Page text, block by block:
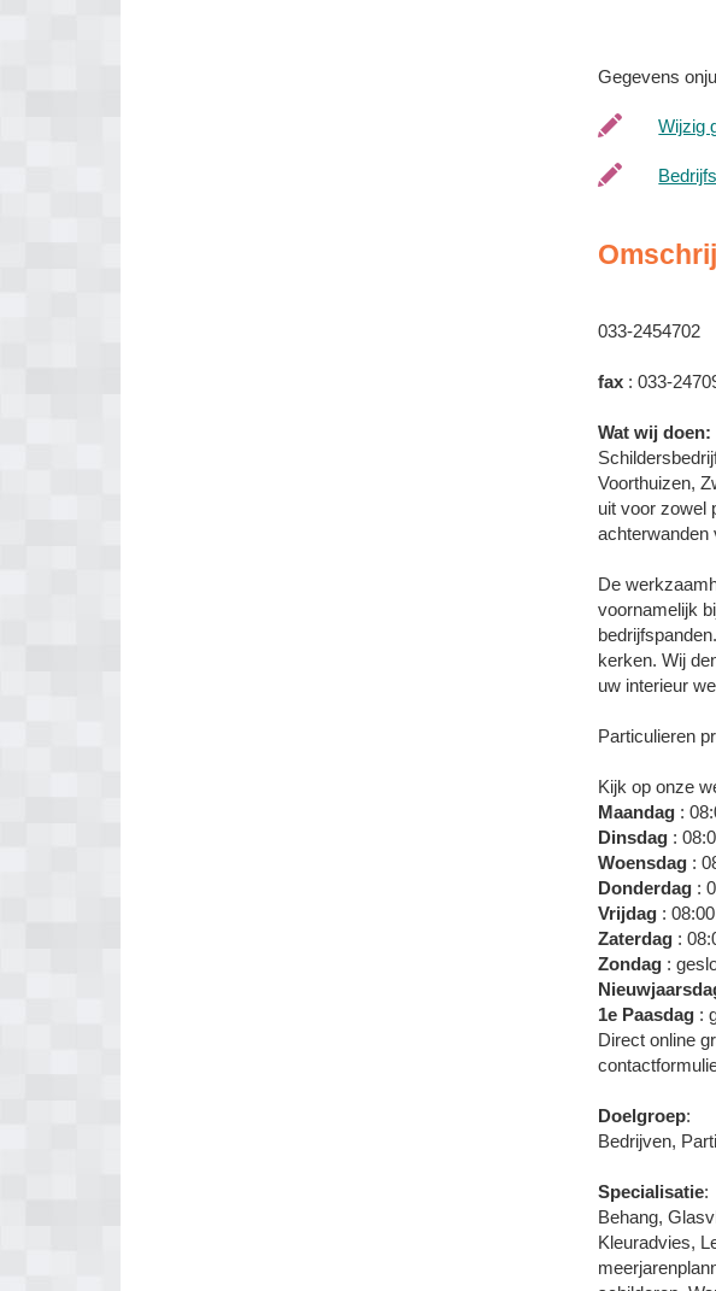
Gegevens
Wijzig
033-2454702
fax : 033-
Wat wij doen:
Voorthuizen,
uit voor zowel
achterwanden
De
voornamelijk
kerken. Wij
uw interieur
Particulieren
Kijk op onze
Maandag :
Dinsdag :
Woensdag :
Donderdag :
Vrijdag :
Zaterdag :
Zondag :
1e Paasdag :
Direct online
Doelgroep:
Bedrijven,
Specialisatie:
Behang,
Kleuradvies,